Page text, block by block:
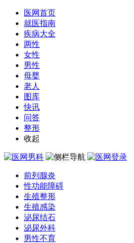
医网首页
就医指南
疾病大全
两性
女性
男性
母婴
老人
图库
快讯
问答
整形
收起
前列腺炎
性功能障碍
生殖整形
生殖感染
泌尿结石
泌尿外科
男性不育